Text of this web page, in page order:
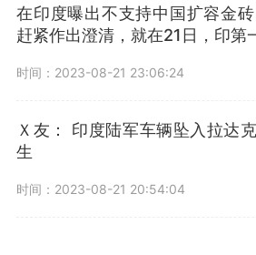
在印度曝出不支持中国扩容金
赶紧作出澄清，就在21日，印第
时间：2023-08-21 23:06:24
Ｘ友： 印度陆军车辆坠入拉达
生
时间：2023-08-21 20:54:04